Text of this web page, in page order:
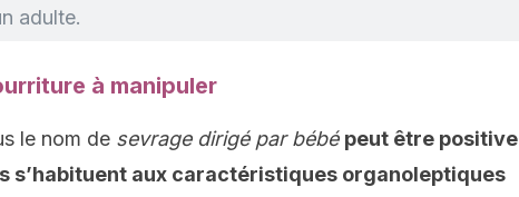
adulte.
à manipuler
le nom de sevrage dirigé par bébé peut être positive
s’habituent aux caractéristiques organoleptiques